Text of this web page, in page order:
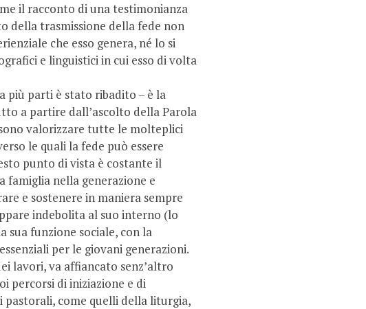
il racconto di una testimonianza
della trasmissione della fede non
che esso genera, né lo si
e linguistici in cui esso di volta
più parti è stato ribadito – è la
a partire dall’ascolto della Parola
valorizzare tutte le molteplici
le quali la fede può essere
punto di vista è costante il
nella generazione e
e sostenere in maniera sempre
indebolita al suo interno (lo
sua funzione sociale, con la
per le giovani generazioni.
lavori, va affiancato senz’altro
percorsi di iniziazione e di
come quelli della liturgia,